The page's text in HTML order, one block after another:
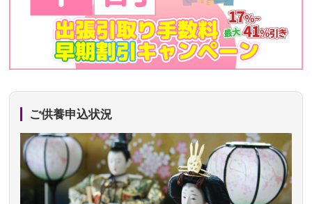
ご供養申込状況